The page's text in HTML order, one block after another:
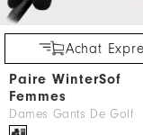
Achat
Paire WinterSof
Femmes
Dames Gants De Golf